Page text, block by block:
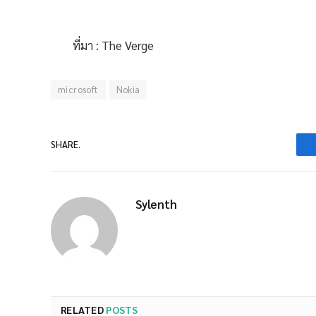
ที่มา : The Verge
microsoft Nokia
SHARE.
Sylenth
RELATED POSTS